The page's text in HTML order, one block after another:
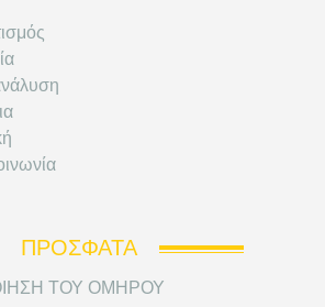
ΠΡΌΣΦΑΤΑ
ΤΟΥ ΟΜΗΡΟΥ